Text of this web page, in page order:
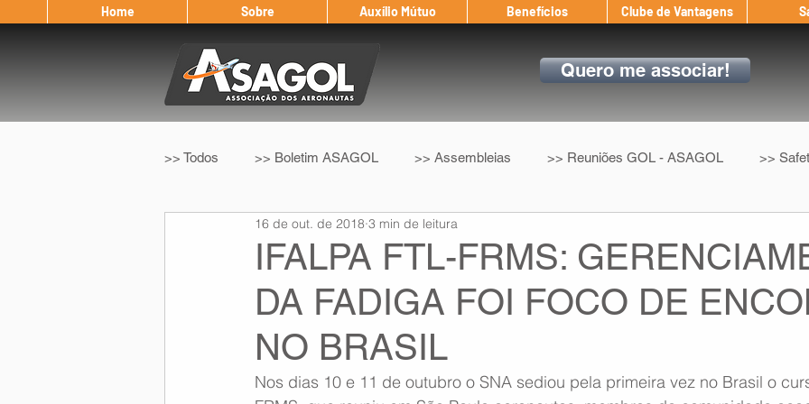
Home Sobre Auxílio Mútuo Benefícios Clube de Vantagens
Quero me associar!
>> Todos >> Boletim ASAGOL >> Assembleias >> Reuniões GOL - ASAGOL >>
>> Legislação >> IFALPA >> Convenção Coletiva
Eleição ASAGOL Safety Window Auxílio Mútuo Depoimentos Amigo da ASAGOL
Sorteio de Vouchers Workshop ASAGOL Mercado Teste ICAO Fadigômetro
IFALPA FTL-FRMS:
DA FADIGA FOI FOCO DE
NO BRASIL
16 de out. de 2018 3 min de leitura
Nos dias 10 e 11 de outubro o SNA sediou pela primeira vez no Brasil o